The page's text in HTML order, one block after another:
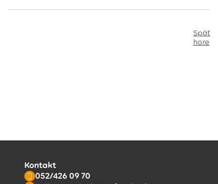
Späť
hore
Kontakt
052/426 09 70